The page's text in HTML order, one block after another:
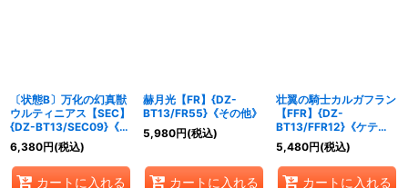
〔状態B〕万化の幻真獣
ウルティニアス【SEC】
{DZ-BT13/SEC09}《リ
リカルモナステリオ》
6,380円(税込)
カートに入れる
赫月光【FR】{DZ-
BT13/FR55}《その他》
5,980円(税込)
カートに入れる
壮翼の騎士カルガフラン
【FFR】{DZ-
BT13/FFR12}《ケテル
サンクチュアリ》
5,480円(税込)
カートに入れる